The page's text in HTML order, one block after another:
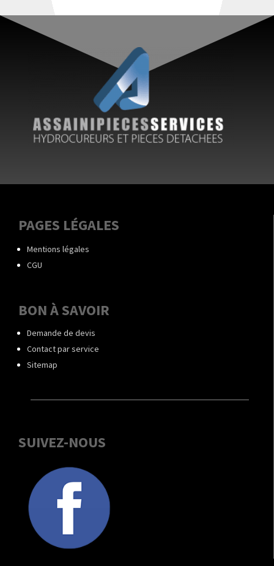
PAGES LÉGALES
Mentions légales
CGU
BON À SAVOIR
Demande de devis
Contact par service
Sitemap
SUIVEZ-NOUS